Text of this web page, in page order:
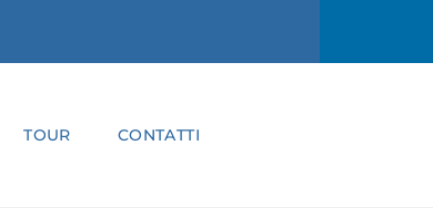
TOUR CONTATTI